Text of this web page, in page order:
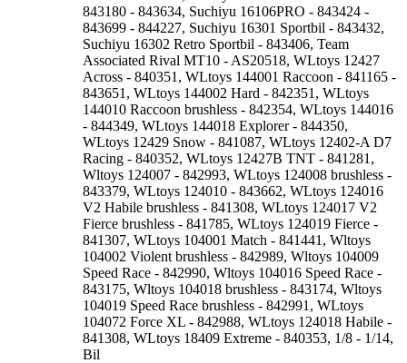
843180 - 843634, Suchiyu 16106PRO - 843424 -
843699 - 844227, Suchiyu 16301 Sportbil - 843432,
Suchiyu 16302 Retro Sportbil - 843406, Team
Associated Rival MT10 - AS20518, WLtoys 12427
Across - 840351, WLtoys 144001 Raccoon - 841165 -
843651, WLtoys 144002 Hard - 842351, WLtoys
144010 Raccoon brushless - 842354, WLtoys 144016
- 844349, WLtoys 144018 Explorer - 844350,
WLtoys 12429 Snow - 841087, WLtoys 12402-A D7
Racing - 840352, WLtoys 12427B TNT - 841281,
Wltoys 124007 - 842993, WLtoys 124008 brushless -
843379, WLtoys 124010 - 843662, WLtoys 124016
V2 Habile brushless - 841308, WLtoys 124017 V2
Fierce brushless - 841785, WLtoys 124019 Fierce -
841307, WLtoys 104001 Match - 841441, Wltoys
104002 Violent brushless - 842989, Wltoys 104009
Speed Race - 842990, Wltoys 104016 Speed Race -
843175, Wltoys 104018 brushless - 843174, Wltoys
104019 Speed Race brushless - 842991, WLtoys
104072 Force XL - 842988, WLtoys 124018 Habile -
841308, WLtoys 18409 Extreme - 840353, 1/8 - 1/14,
Bil